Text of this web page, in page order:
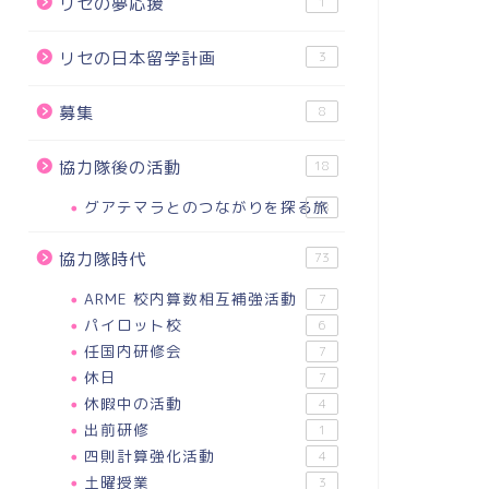
リセの日本留学計画 3
募集 8
協力隊後の活動 18
グアテマラとのつながりを探る旅
18
協力隊時代 73
ARME 校内算数相互補強活動 7
パイロット校 6
任国内研修会 7
休日 7
休暇中の活動 4
出前研修 1
四則計算強化活動 4
土曜授業 3